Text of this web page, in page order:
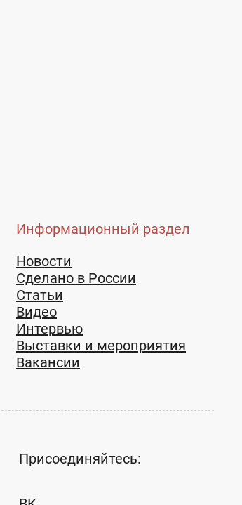
Информационный раздел
Новости
Сделано в России
Статьи
Видео
Интервью
Выставки и мероприятия
Вакансии
Присоединяйтесь: